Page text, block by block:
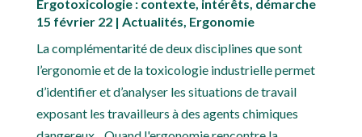
Ergotoxicologie : contexte, intérêts, démarche
15 février 22| Actualités, Ergonomie
La complémentarité de deux disciplines que sont
l’ergonomie et de la toxicologie industrielle permet
d’identifier et d’analyser les situations de travail
exposant les travailleurs à des agents chimiques